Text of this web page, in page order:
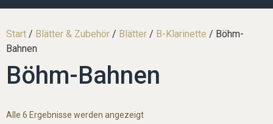
Start / Blätter & Zubehör / Blätter / B-Klarinette / Böhm-
Bahnen
Böhm-Bahnen
Alle 6 Ergebnisse werden angezeigt